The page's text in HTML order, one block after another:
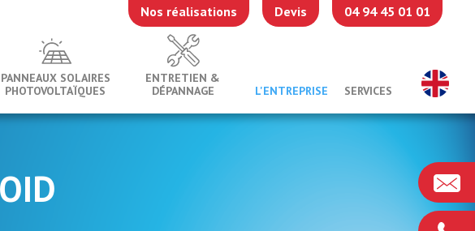
PANNEAUX SOLAIRES
PHOTOVOLTAÏQUES
ENTRETIEN &
DÉPANNAGE
L'ENTREPRISE SERVICES
Nos réalisations Devis 04 94 45 01 01